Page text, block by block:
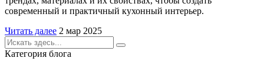
современный и практичный кухонный интерьер.
Читать далее 2 мар 2025
Категория блога